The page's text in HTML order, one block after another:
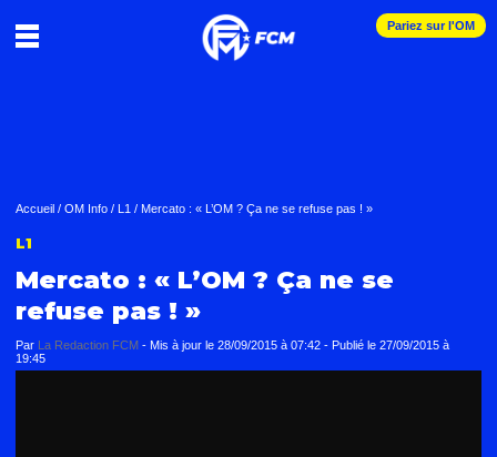
Pariez sur l'OM
Accueil / OM Info / L1 / Mercato : « L’OM ? Ça ne se refuse pas ! »
L1
Mercato : « L’OM ? Ça ne se
refuse pas ! »
Par La Redaction FCM - Mis à jour le 28/09/2015 à 07:42 - Publié le 27/09/2015 à
19:45